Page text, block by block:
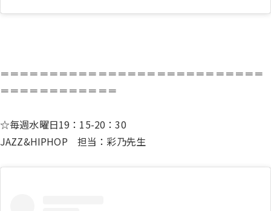
＝＝＝＝＝＝＝＝＝＝＝＝＝＝＝＝＝＝＝＝＝＝＝＝＝＝＝
＝＝＝＝＝＝＝＝＝＝＝＝
☆毎週水曜日19：15-20：30
JAZZ&HIPHOP 担当：彩乃先生